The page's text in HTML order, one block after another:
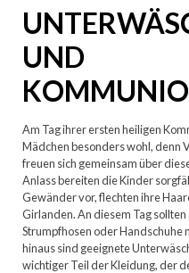
UND
Am Tag ihrer ersten heiligen
Mädchen besonders wohl, denn
freuen sich gemeinsam über
Anlass bereiten die Kinder
Gewänder vor, flechten ihre
Girlanden. An diesem Tag
Strumpfhosen oder
hinaus sind geeignete
wichtiger Teil der Kleidung, der